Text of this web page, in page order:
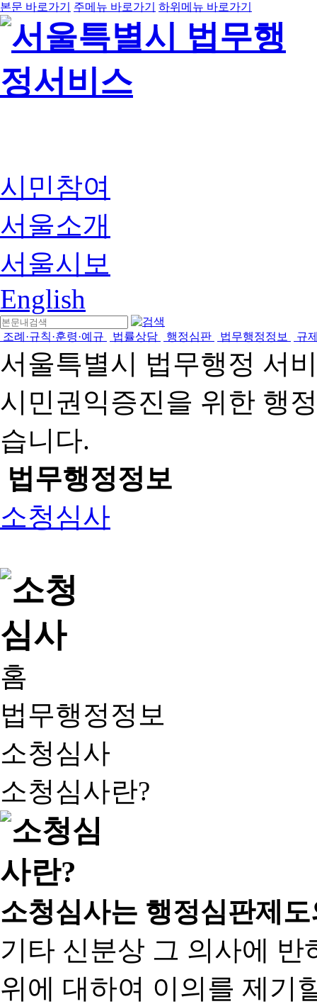
본문 바로가기 주메뉴 바로가기 하위메뉴 바로가기
시민참여
서울소개
서울시보
English
조례·규칙·훈령·예규 법률상담 행정심판 법무행정정보 규
서울특별시 법무행정 서
시민권익증진을 위한 행
습니다.
법무행정정보
소청심사
홈
법무행정정보
소청심사
소청심사란?
소청심사는 행정심판제
기타 신분상 그 의사에
위에 대하여 이의를 제기